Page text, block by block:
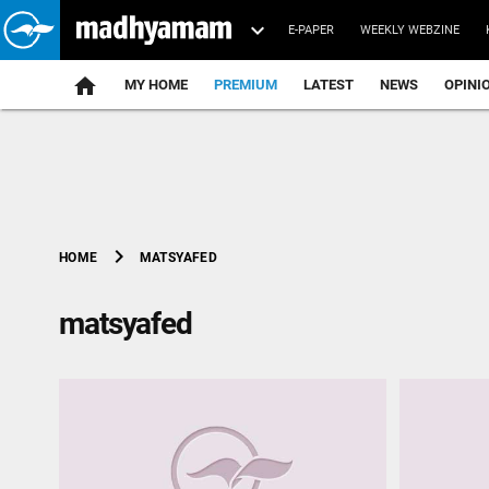
E-PAPER WEEKLY WEBZINE
home MY HOME PREMIUM LATEST NEWS
HOME chevron_right MATSYAFED
matsyafed